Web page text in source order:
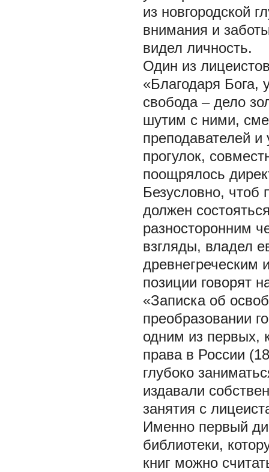
из новгородской
внимания и
видел личность.
Один из
«Благодаря Бога,
свобода – дело
шутим с ними,
преподавателей
прогулок,
поощрялось
Безусловно, чтоб
должен
разносторонним
взгляды, владел
древнегреческим
позиции говорят
«Записка об
преобразовании
одним из первых,
права в России
глубоко
издавали
занятия с
Именно первый
библиотеки,
книг можно